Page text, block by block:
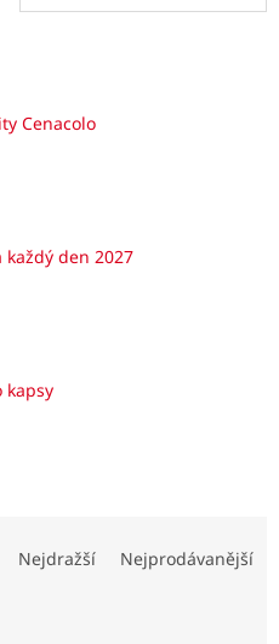
Cenacolo
den 2027
kapsy
Nejdražší Nejprodávanější